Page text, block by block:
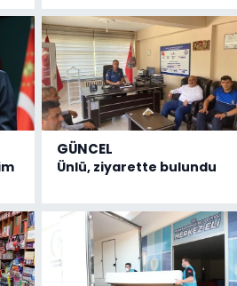
GÜNCEL
Ünlü, ziyarette bulundu